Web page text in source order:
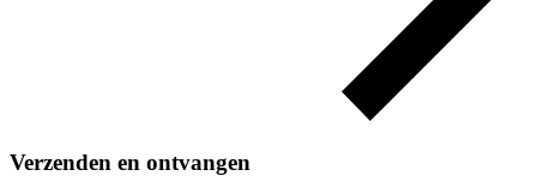
Verzenden en ontvangen